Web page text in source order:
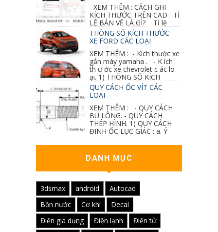
XEM THÊM : CÁCH GHI
KÍCH THƯỚC TRÊN CAD TỈ
LỆ BẢN VẼ LÀ GÌ? Tỉ lệ
của hình vẽ trong bản vẽ thiết kế kiến trúc...
THÔNG SỐ KÍCH THƯỚC
XE FORD CÁC LOẠI
XEM THÊM : - Kích thước xe
gắn máy yamaha . - K ích
th ư ớc xe chevrolet c ác lo
ại. 1) THÔNG SỐ KÍCH
QUY CÁCH ỐC VÍT CÁC
LOẠI
XEM THÊM : - QUY CÁCH
BU LÔNG. - QUY CÁCH
THÉP HÌNH. 1) QUY CÁCH
ĐINH ỐC LỤC GIÁC : a. Ý
DANH MỤC
3dsmax android
Autocad
Bồn nước
Cơ khí
Decal
Điện gia dụng
Điện lạnh Điện tử